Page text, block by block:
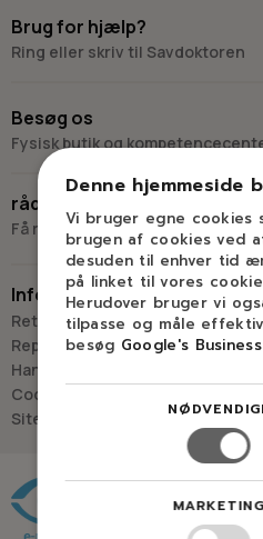
Brug for hjælp?
Ring eller skriv til Savdoktoren
Skriv til os
Besøg os
Fysisk butik og
Virkelyst 3
9400 Nørresundby
Hverdage: 8.00-16.00
Lørdag & søndag: Lukket
råd og vejledning
Få råd og vejledning hos
“Vi bygger vores løsninger på
- så du kan træffe
det rigtige valg, hver gang.
- Jan “Savdoktoren” Østergaard
Information
Retur
Reparation
Handelsbetingelser
Cookies
Sitemap
Denne hjemmeside
Vi bruger egne cookies
brugen af cookies ved
desuden til enhver tid
på linket til vores
Herudover bruger vi
tilpasse og måle
besøg Google's
MARKETING